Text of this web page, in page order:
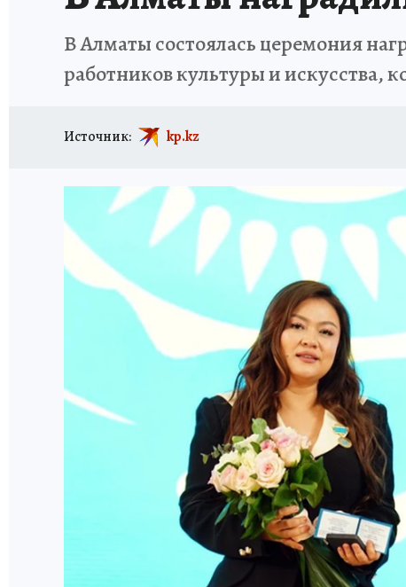
В Алматы состоялась церемония
работников культуры и искусства,
Источник: kp.kz